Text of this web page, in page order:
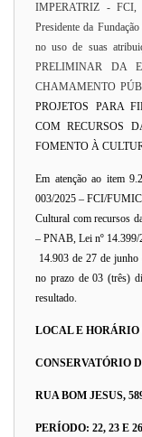
IMPERATRIZ - FCI,
Presidente da
no uso de suas
PRELIMINAR DA
CHAMAMENTO
PROJETOS PARA
COM RECURSOS
FOMENTO À
Em atenção ao item
003/2025 – FCI/FUMIC
Cultural com recursos
– PNAB, Lei nº
14.903 de 27 de junho
no prazo de 03 (três)
resultado.
LOCAL E HORÁRIO
CONSERVATÓRIO
RUA BOM JESUS,
PERÍODO: 22, 23 E